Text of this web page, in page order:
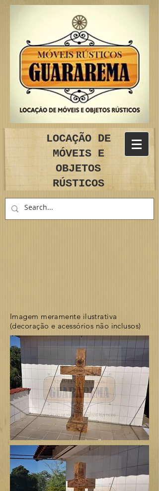
LOCAÇÃO DE
MÓVEIS E
OBJETOS
RÚSTICOS
Imagem meramente ilustrativa
(decoração e acessórios não inclusos)